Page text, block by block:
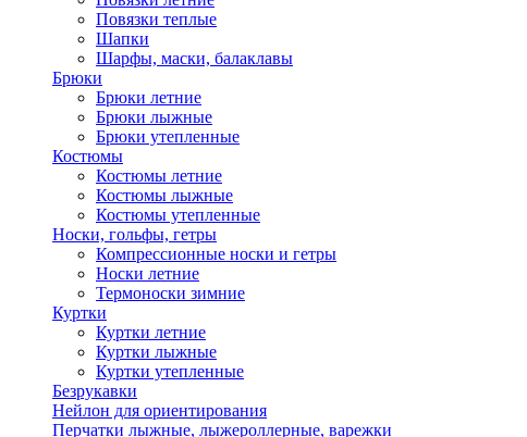
Повязки теплые
Шапки
Шарфы, маски, балаклавы
Брюки
Брюки летние
Брюки лыжные
Брюки утепленные
Костюмы
Костюмы летние
Костюмы лыжные
Костюмы утепленные
Носки, гольфы, гетры
Компрессионные носки и гетры
Носки летние
Термоноски зимние
Куртки
Куртки летние
Куртки лыжные
Куртки утепленные
Безрукавки
Нейлон для ориентирования
Перчатки лыжные, лыжероллерные, варежки